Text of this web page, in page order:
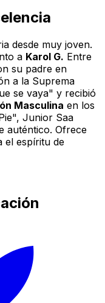
desde muy joven.
a Karol G. Entre
su padre en
a la Suprema
se vaya" y recibió
Masculina en los
Junior Saa
auténtico. Ofrece
el espíritu de